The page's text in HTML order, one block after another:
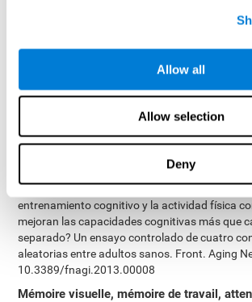
Allow all
Allow selection
Deny
personnalisé dans les troubles unipolaires et
Attention, dénomination, mémoire à court-
visuelle, mémoire de travail: Haimov I,
Cognitive Training Improves Sleep Quality and
among Older Adults with Insomnia. PLoS
doi:10.1371/journal.pone.0061390
Coordination oeil-main, mémoire visuelle,
traitement, balayage visuel, dénomination:
entrenamiento cognitivo y la actividad física
mejoran las capacidades cognitivas más que
separado? Un ensayo controlado de cuatro
aleatorias entre adultos sanos. Front. Aging
10.3389/fnagi.2013.00008
Mémoire visuelle, mémoire de travail,